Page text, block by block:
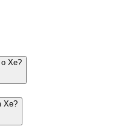
Xe?
Xe?